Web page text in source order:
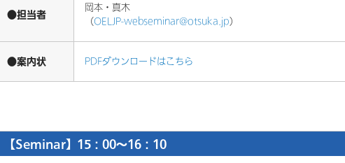
●担当者
岡本・真木
（OELJP-webseminar@otsuka.jp）
●案内状 PDFダウンロードはこちら
【Seminar】15：00～16：10